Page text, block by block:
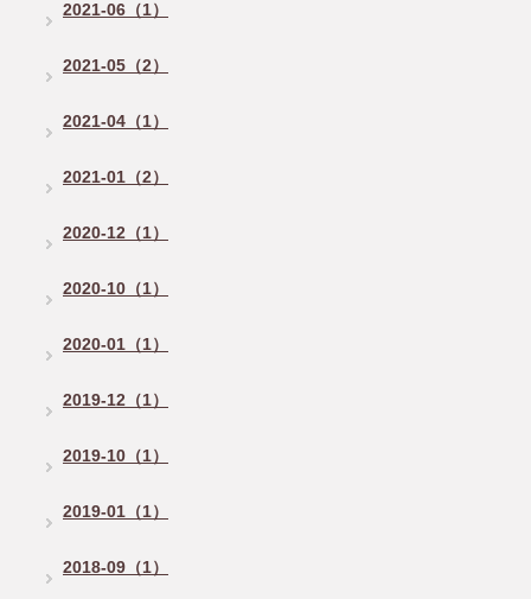
2021-06（1）
2021-05（2）
2021-04（1）
2021-01（2）
2020-12（1）
2020-10（1）
2020-01（1）
2019-12（1）
2019-10（1）
2019-01（1）
2018-09（1）